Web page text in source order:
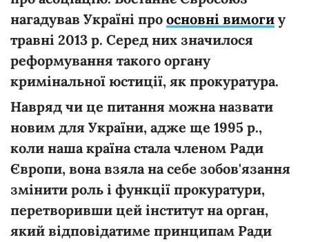
нагадував Україні про основні вимоги у
травні 2013 р. Серед них значилося
реформування такого органу
кримінальної юстиції, як прокуратура.
Навряд чи це питання можна назвати
новим для України, адже ще 1995 р.,
коли наша країна стала членом Ради
Європи, вона взяла на себе зобов'язання
змінити роль і функції прокуратури,
перетворивши цей інститут на орган,
який відповідатиме принципам Ради